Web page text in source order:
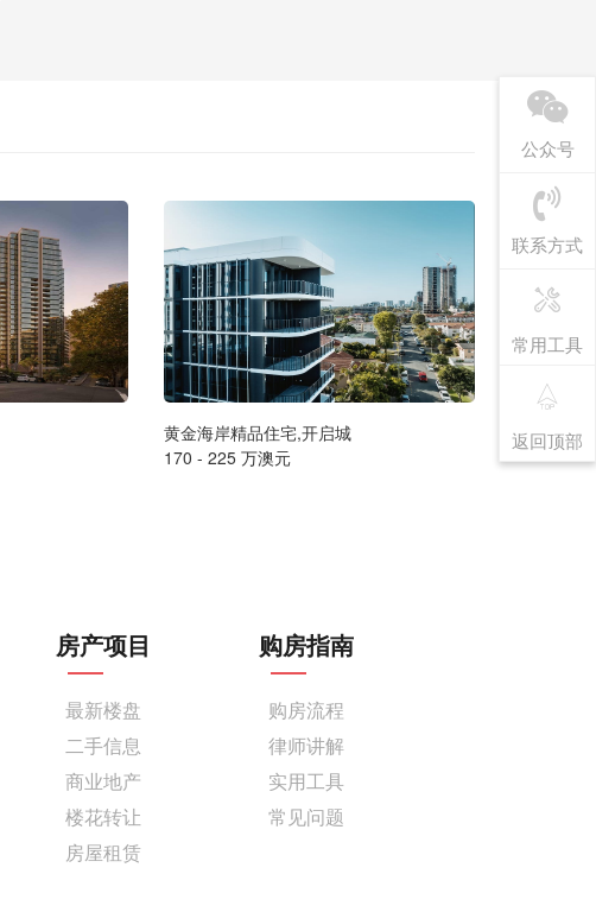
黄金海岸精品住宅,开启城
170 - 225 万澳元
黄金海岸
160 - 700
房产项目
最新楼盘
二手信息
商业地产
楼花转让
房屋租赁
购房指南
购房流程
律师讲解
实用工具
常见问题
公众号
联系方式
常用工具
返回顶部